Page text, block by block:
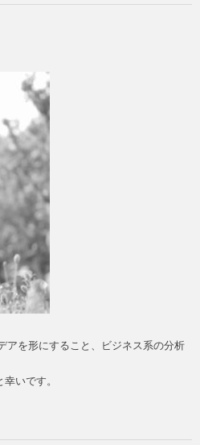
アを形にすること、ビジネス系の分析
いです。